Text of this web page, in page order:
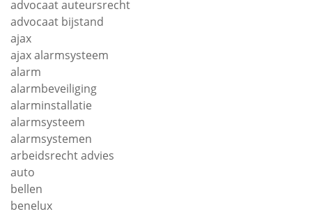
advocaat auteursrecht
advocaat bijstand
ajax
ajax alarmsysteem
alarm
alarmbeveiliging
alarminstallatie
alarmsysteem
alarmsystemen
arbeidsrecht advies
auto
bellen
benelux